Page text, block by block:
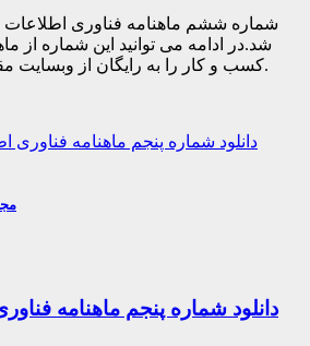
شماره ششم ماهنامه فناوری
شد.در ادامه می توانید این شماره از
کسب و کار را به رایگان از وبسایت مقاله آی تی دریافت نمایید.
دانلود شماره پنجم ماهنامه